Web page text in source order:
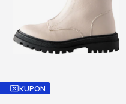
KUPON